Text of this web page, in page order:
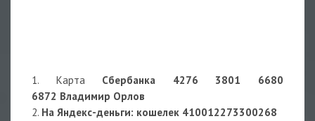
1. Карта Сбербанка 4276 3801 6680
6872 Владимир Орлов
2. На Яндекс-деньги: кошелек 410012273300268